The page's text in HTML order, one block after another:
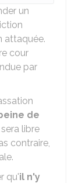
un
attaquée.
cour
par
de
libre
contraire,
qu'il n'y